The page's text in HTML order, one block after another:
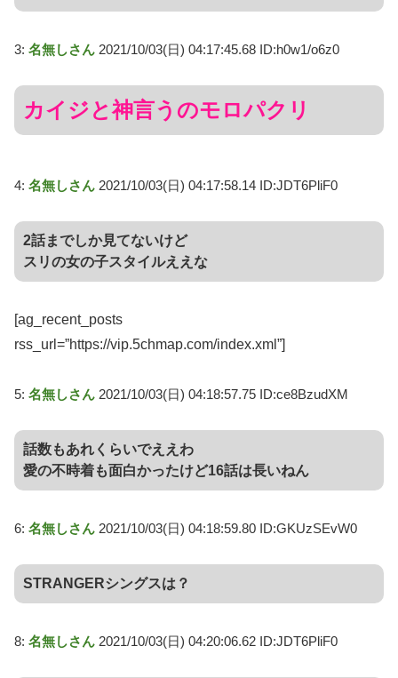
3: 名無しさん 2021/10/03(日) 04:17:45.68 ID:h0w1/o6z0
カイジと神言うのモロパクリ
4: 名無しさん 2021/10/03(日) 04:17:58.14 ID:JDT6PliF0
2話までしか見てないけど
スリの女の子スタイルええな
[ag_recent_posts
rss_url=”https://vip.5chmap.com/index.xml”]
5: 名無しさん 2021/10/03(日) 04:18:57.75 ID:ce8BzudXM
話数もあれくらいでええわ
愛の不時着も面白かったけど16話は長いねん
6: 名無しさん 2021/10/03(日) 04:18:59.80 ID:GKUzSEvW0
STRANGERシングスは？
8: 名無しさん 2021/10/03(日) 04:20:06.62 ID:JDT6PliF0